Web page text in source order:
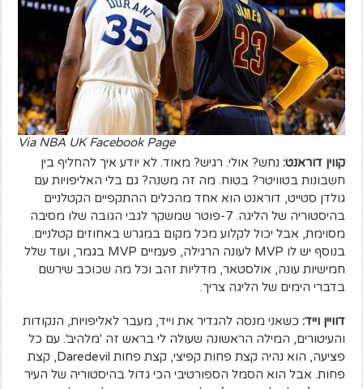
Via NBA UK Facebook Page
קווין דוראנט: נחש? אולי. רגיש? מאוד. לא יודע איך להחליף בין
חשבונות בטוויטר? בטוח. מה זה משנה? גם בלי האליפויות עם
גולדן סטייט, דוראנט הוא אחד מהכלים ההתקפיים הקטלניים
בהיסטוריה של הליגה. 7-פוטר שמשקר לגבי הגובה שלו מסיבה
מסוימת, אבל יכול לקלוע מכל מקום במגרש באחוזים קטלניים.
בנוסף יש לו MVP לעונה הרגילה, פעמיים MVP בגמר, ועוד שלל
חמישיות עונה, אולסטאר, מדליות זהב וכל מה שכוכב שירשם
בדברי הימים של הליגה צריך.
דוויין וייד: כשאני מנסה להגדיר את וייד, מעבר לאליפויות, הנקודות
והעיטורים, המילה הראשונה שעולה לי בראש זה 'מלהיב'. עם כל
פציעה, הוא נהיה קצת פחות קפיצי, קצת פחות Daredevil, קצת
פחות. אבל הוא הסמל הספורטיבי הכי גדול בהיסטוריה של העיר